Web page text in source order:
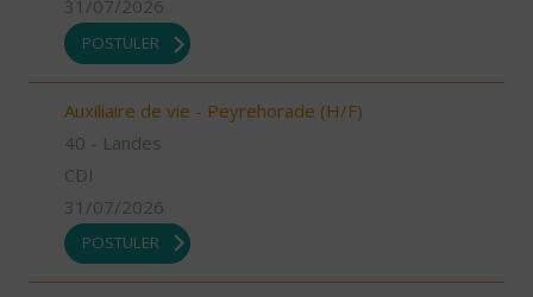
31/07/2026
POSTULER
Auxiliaire de vie - Peyrehorade (H/F)
40 - Landes
CDI
31/07/2026
POSTULER